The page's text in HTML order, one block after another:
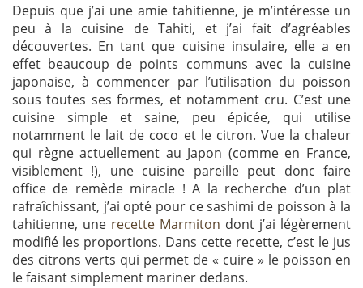
Depuis que j’ai une amie tahitienne, je m’intéresse un
peu à la cuisine de Tahiti, et j’ai fait d’agréables
découvertes. En tant que cuisine insulaire, elle a en
effet beaucoup de points communs avec la cuisine
japonaise, à commencer par l’utilisation du poisson
sous toutes ses formes, et notamment cru. C’est une
cuisine simple et saine, peu épicée, qui utilise
notamment le lait de coco et le citron. Vue la chaleur
qui règne actuellement au Japon (comme en France,
visiblement !), une cuisine pareille peut donc faire
office de remède miracle ! A la recherche d’un plat
rafraîchissant, j’ai opté pour ce sashimi de poisson à la
tahitienne, une recette Marmiton dont j’ai légèrement
modifié les proportions. Dans cette recette, c’est le jus
des citrons verts qui permet de « cuire » le poisson en
le faisant simplement mariner dedans.